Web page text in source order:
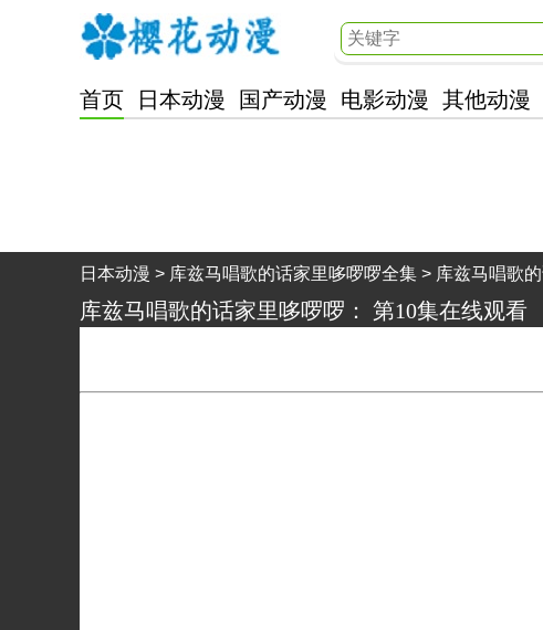
首页 日本动漫 国产动漫 电影动漫 其他动漫
日本动漫 > 库兹马唱歌的话家里哆啰啰全集 > 库兹马唱歌
库兹马唱歌的话家里哆啰啰 ： 第10集在线观看